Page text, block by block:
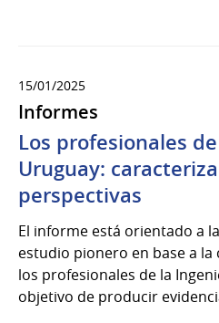
15/01/2025
Informes
Los profesionales
Uruguay:
perspectivas
El informe está orientado a
estudio pionero en base a la
los profesionales de la
objetivo de producir